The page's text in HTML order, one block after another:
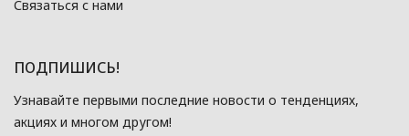
Связаться с нами
ПОДПИШИСЬ!
Узнавайте первыми последние новости о тенденциях,
акциях и многом другом!